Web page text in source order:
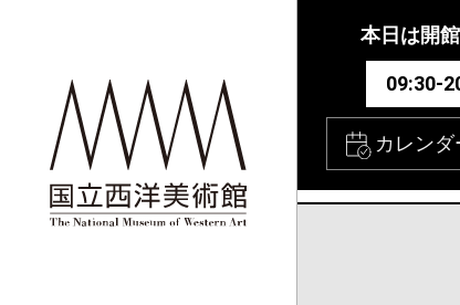
本日は開
09:30-
カレンダ